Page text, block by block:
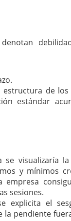
de
estándar
visualizaría
y mínimos
empresa
sesiones.
explicita el
pendiente